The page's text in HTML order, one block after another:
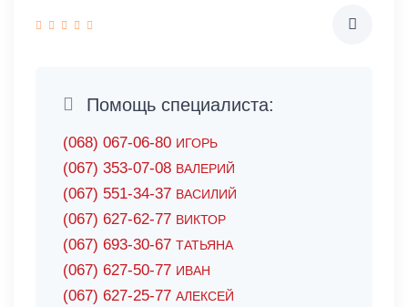
Помощь специалиста:
(068) 067-06-80 ИГОРЬ
(067) 353-07-08 ВАЛЕРИЙ
(067) 551-34-37 ВАСИЛИЙ
(067) 627-62-77 ВИКТОР
(067) 693-30-67 ТАТЬЯНА
(067) 627-50-77 ИВАН
(067) 627-25-77 АЛЕКСЕЙ